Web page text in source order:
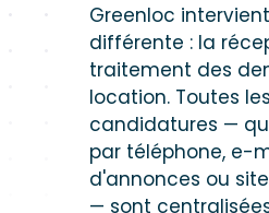
Greenloc
différente : la
traitement des
location. Toutes les
candidatures —
par téléphone, e-
d'annonces ou
— sont